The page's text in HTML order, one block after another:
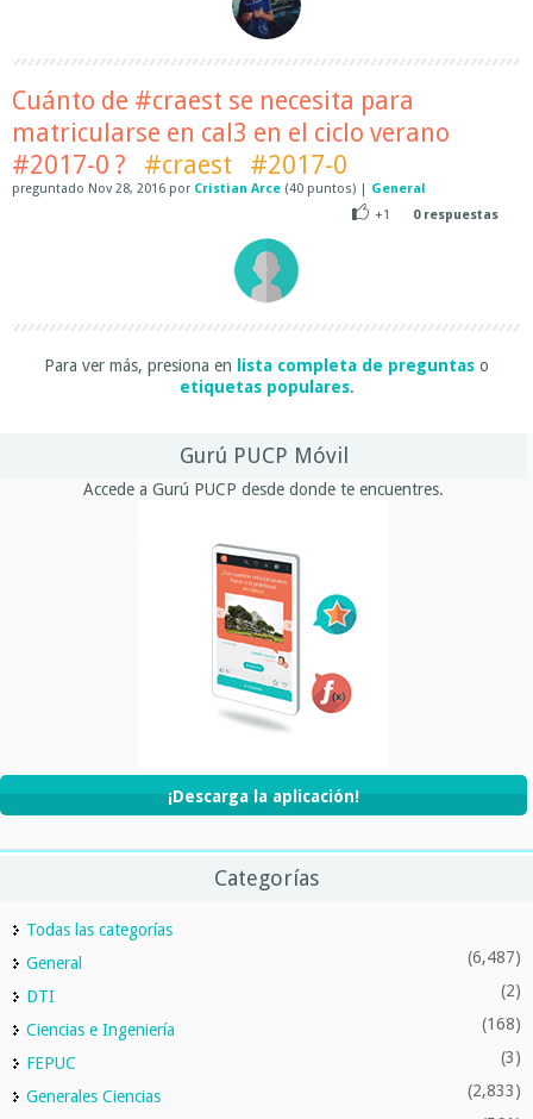
Cuánto de #craest se necesita para
matricularse en cal3 en el ciclo verano
#2017-0 ?
#craest #2017-0
preguntado Nov 28, 2016 por Cristian Arce (40 puntos) | General
+1
0respuestas
Para ver más, presiona en lista completa de preguntas o
etiquetas populares.
Gurú PUCP Móvil
Accede a Gurú PUCP desde donde te encuentres.
¡Descarga la aplicación!
Categorías
Todas las categorías
General
(6,487)
DTI (2)
Ciencias e Ingeniería (168)
FEPUC (3)
Generales Ciencias
(2,833)